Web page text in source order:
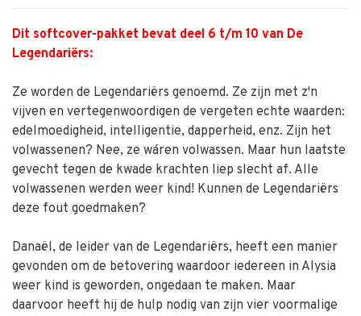
Dit softcover-pakket bevat deel 6 t/m 10 van De
Legendariërs:
Ze worden de Legendariërs genoemd. Ze zijn met z'n
vijven en vertegenwoordigen de vergeten echte waarden:
edelmoedigheid, intelligentie, dapperheid, enz. Zijn het
volwassenen? Nee, ze wáren volwassen. Maar hun laatste
gevecht tegen de kwade krachten liep slecht af. Alle
volwassenen werden weer kind! Kunnen de Legendariërs
deze fout goedmaken?
Danaël, de leider van de Legendariërs, heeft een manier
gevonden om de betovering waardoor iedereen in Alysia
weer kind is geworden, ongedaan te maken. Maar
daarvoor heeft hij de hulp nodig van zijn vier voormalige